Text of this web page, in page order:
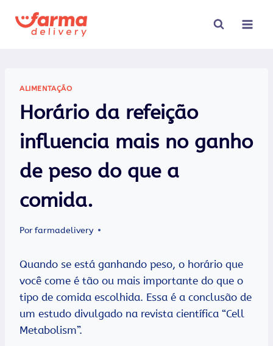
para
ALIMENTAÇÃO
Horário da refeição
influencia mais no ganho
de peso do que a
comida.
Porfarmadelivery
Quando se está ganhando peso, o horário que
você come é tão ou mais importante do que o
tipo de comida escolhida. Essa é a conclusão de
um estudo divulgado na revista científica “Cell
Metabolism”.